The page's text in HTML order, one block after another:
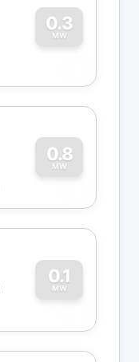
0.3
MW
0
0.8
MW
0
0.1
MW
0